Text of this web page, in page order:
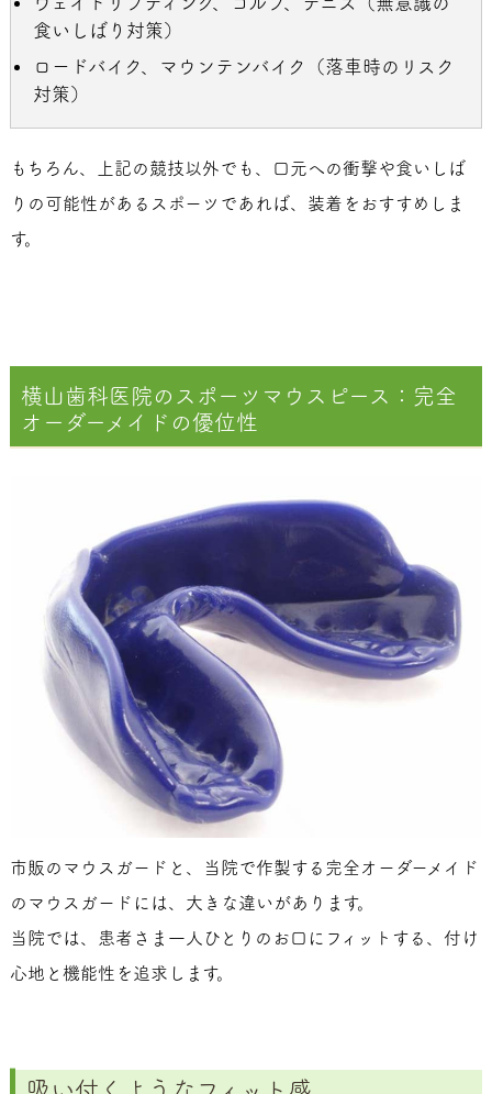
食いしばり対策）
ロードバイク、マウンテンバイク（落車時のリスク
対策）
もちろん、上記の競技以外でも、口元への衝撃や食いしば
りの可能性があるスポーツであれば、装着をおすすめしま
す。
横山歯科医院のスポーツマウスピース：完全
オーダーメイドの優位性
市販のマウスガードと、当院で作製する完全オーダーメイド
のマウスガードには、大きな違いがあります。
当院では、患者さま一人ひとりのお口にフィットする、付け
心地と機能性を追求します。